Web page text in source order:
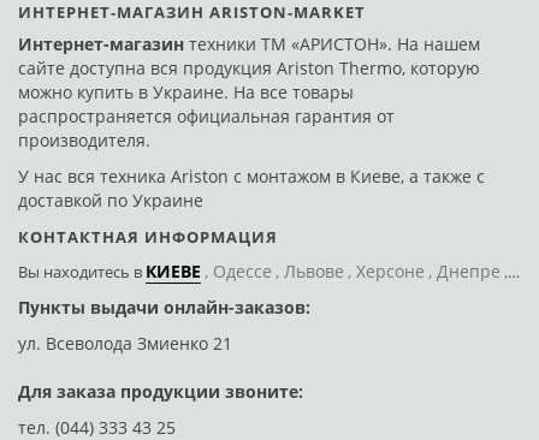
ИНТЕРНЕТ-МАГАЗИН ARISTON-MARKET
Интернет-магазин техники ТМ «АРИСТОН». На нашем
сайте доступна вся продукция Ariston Thermo, которую
можно купить в Украине. На все товары
распространяется официальная гарантия от
производителя.
У нас вся техника Ariston с монтажом в Киеве, а также с
доставкой по Украине
КОНТАКТНАЯ ИНФОРМАЦИЯ
Вы находитесь в КИЕВЕ Одессе Львове Херсоне Днепре
Пункты выдачи онлайн-заказов:
ул. Всеволода Змиенко 21
Для заказа продукции звоните:
тел. (044) 333 43 25